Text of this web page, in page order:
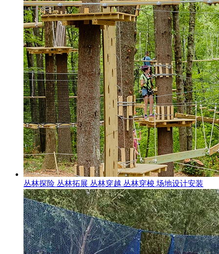
丛林探险 丛林拓展 丛林穿越 丛林穿梭 场地设计安装